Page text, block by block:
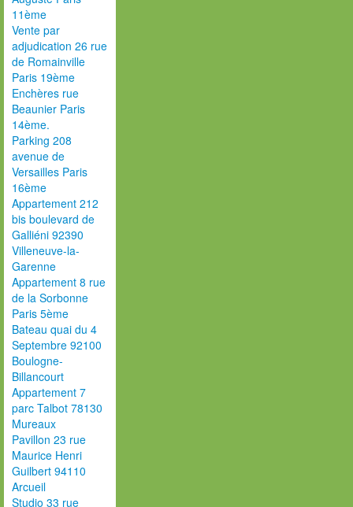
11ème
Vente par
adjudication 26 rue
de Romainville
Paris 19ème
Enchères rue
Beaunier Paris
14ème.
Parking 208
avenue de
Versailles Paris
16ème
Appartement 212
bis boulevard de
Galliéni 92390
Villeneuve-la-
Garenne
Appartement 8 rue
de la Sorbonne
Paris 5ème
Bateau quai du 4
Septembre 92100
Boulogne-
Billancourt
Appartement 7
parc Talbot 78130
Mureaux
Pavillon 23 rue
Maurice Henri
Guilbert 94110
Arcueil
Studio 33 rue